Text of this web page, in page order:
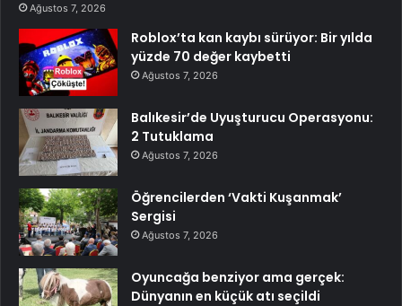
Ağustos 7, 2026
Roblox’ta kan kaybı sürüyor: Bir yılda
yüzde 70 değer kaybetti
Ağustos 7, 2026
Balıkesir’de Uyuşturucu Operasyonu:
2 Tutuklama
Ağustos 7, 2026
Öğrencilerden ‘Vakti Kuşanmak’
Sergisi
Ağustos 7, 2026
Oyuncağa benziyor ama gerçek:
Dünyanın en küçük atı seçildi